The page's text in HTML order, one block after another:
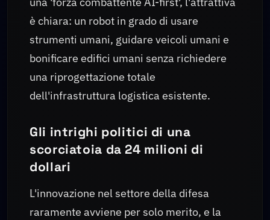
è chiara: un robot in grado di usare
strumenti umani, guidare veicoli umani e
bonificare edifici umani senza richiedere
una riprogettazione totale
dell'infrastruttura logistica esistente.
Gli intrighi politici di una
scorciatoia da 24 milioni di
dollari
L'innovazione nel settore della difesa
raramente avviene per solo merito, e la